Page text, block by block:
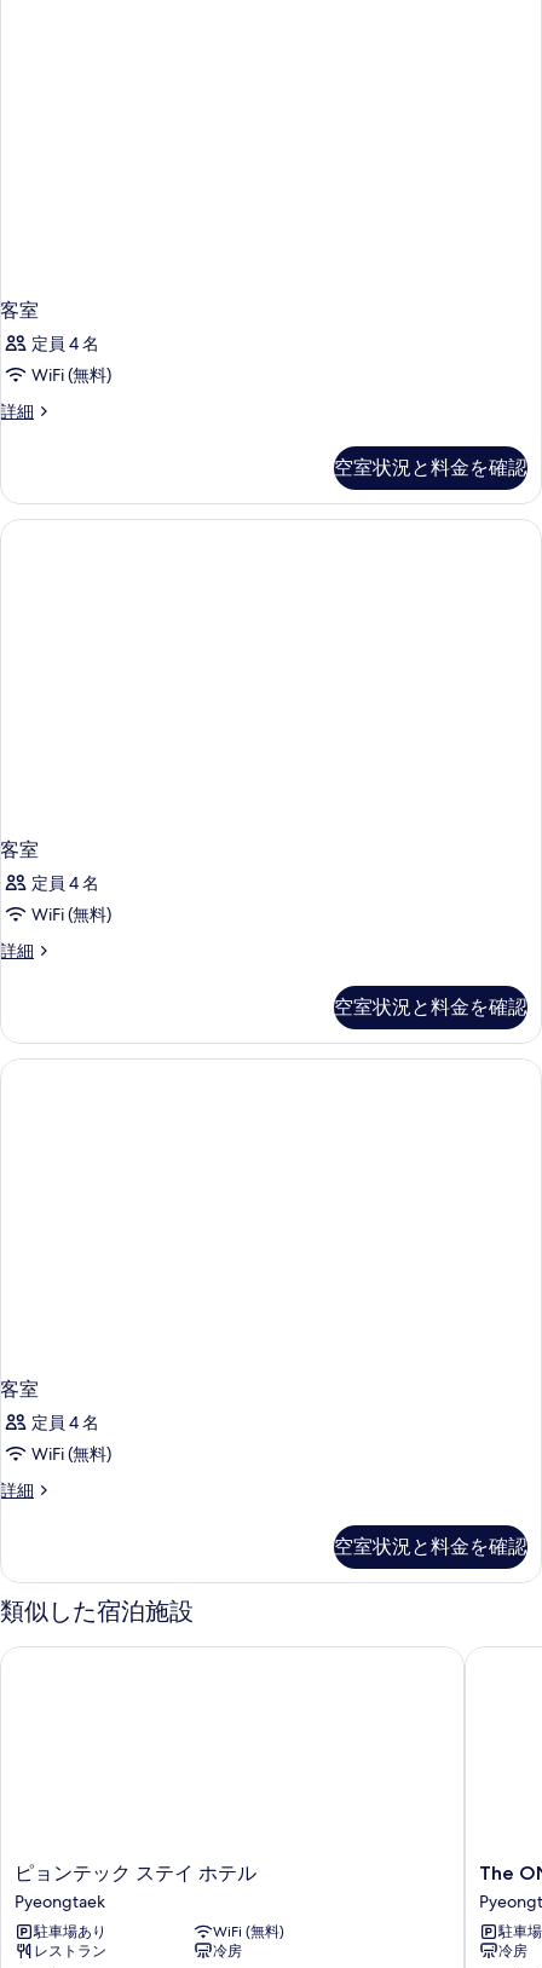
客室
定員 4 名
WiFi (無料)
詳細
客
細
空室状況と料金を確認
客室
定員 4 名
WiFi (無料)
詳細
客
細
空室状況と料金を確認
客室
定員 4 名
WiFi (無料)
詳細
客
細
空室状況と料金を確認
類似した宿泊施設
ピ
ョ
ン
テ
ッ
ピョンテック ステイ ホテル
Pyeongtaek
駐車場あり
WiFi (無料)
レストラン
冷房
ピョンテック ステイ ホテル
The
ON
The
駐車
冷房
The ON